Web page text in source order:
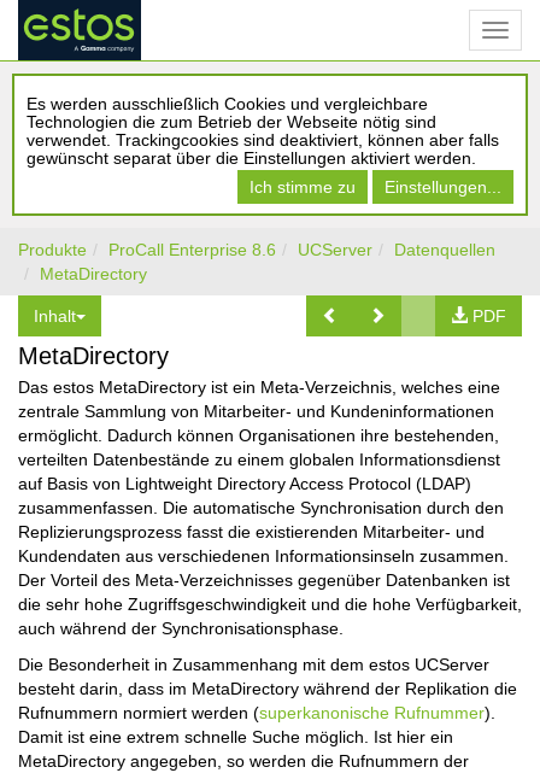
Es werden ausschließlich Cookies und vergleichbare
Technologien die zum Betrieb der Webseite nötig sind
verwendet. Trackingcookies sind deaktiviert, können aber falls
gewünscht separat über die Einstellungen aktiviert werden.
Ich stimme zu
Einstellungen...
Produkte ProCall Enterprise 8.6 UCServer
Datenquellen
MetaDirectory
Inhalt PDF
MetaDirectory
Das estos MetaDirectory ist ein Meta-Verzeichnis, welches eine
zentrale Sammlung von Mitarbeiter- und Kundeninformationen
ermöglicht. Dadurch können Organisationen ihre bestehenden,
verteilten Datenbestände zu einem globalen Informationsdienst
auf Basis von Lightweight Directory Access Protocol (LDAP)
zusammenfassen. Die automatische Synchronisation durch den
Replizierungsprozess fasst die existierenden Mitarbeiter- und
Kundendaten aus verschiedenen Informationsinseln zusammen.
Der Vorteil des Meta-Verzeichnisses gegenüber Datenbanken ist
die sehr hohe Zugriffsgeschwindigkeit und die hohe Verfügbarkeit,
auch während der Synchronisationsphase.
Die Besonderheit in Zusammenhang mit dem estos UCServer
besteht darin, dass im MetaDirectory während der Replikation die
Rufnummern normiert werden (superkanonische Rufnummer).
Damit ist eine extrem schnelle Suche möglich. Ist hier ein
MetaDirectory angegeben, so werden die Rufnummern der